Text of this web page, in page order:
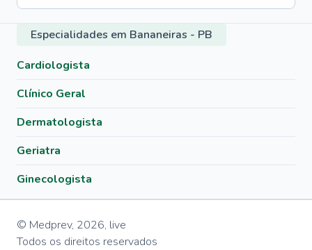
Especialidades em Bananeiras - PB
Cardiologista
Clínico Geral
Dermatologista
Geriatra
Ginecologista
© Medprev, 2026, live
Todos os direitos reservados